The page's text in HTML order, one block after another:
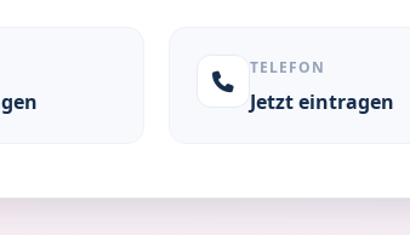
TELEFON
Jetzt eintragen